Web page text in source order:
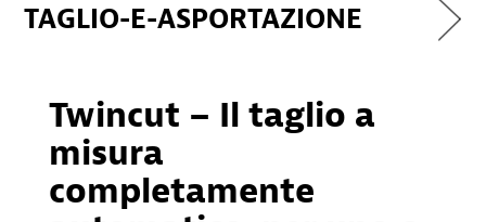
TAGLIO-E-ASPORTAZIONE
Twincut – Il taglio a
misura
completamente